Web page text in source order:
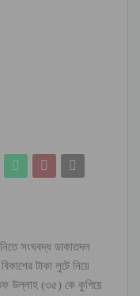
সংঘবদ্ধ ডাকাতদল
টাকা লুটে নিয়ে
উল্লাহ (৩৫) কে কুপিয়ে